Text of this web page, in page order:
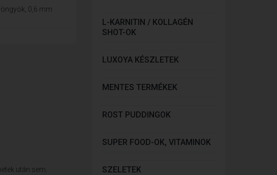
0,6 mm
után sem.
L-KARNITIN / KOLLAGÉN
SHOT-OK
LUXOYA KÉSZLETEK
MENTES TERMÉKEK
ROST PUDDINGOK
SUPER FOOD-OK, VITAMINOK
SZELETEK